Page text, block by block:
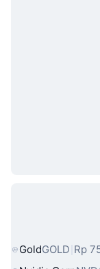
Aset
GoldGOLD Rp